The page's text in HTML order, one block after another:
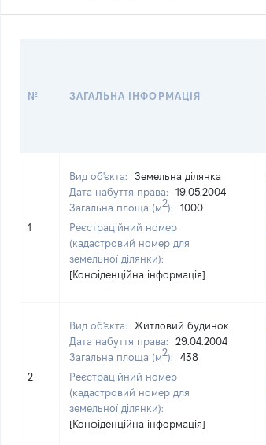
№ ЗАГАЛЬНА ІНФОРМАЦІЯ
1
Вид об'єкта:
Земельна ділянка
Дата набуття права:
19.05.2004
Загальна площа (м2):
1000
Реєстраційний номер
(кадастровий номер для
земельної ділянки):
[Конфіденційна інформація]
2
Вид об'єкта:
Житловий будинок
Дата набуття права:
29.04.2004
Загальна площа (м2):
438
Реєстраційний номер
(кадастровий номер для
земельної ділянки):
[Конфіденційна інформація]